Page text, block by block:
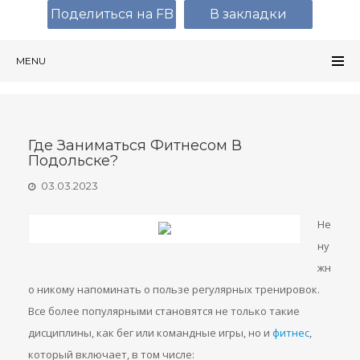
MENU
Где Заниматься Фитнесом В
Подольске?
03.03.2023
Не
ну
жн
о никому напоминать о пользе регулярных тренировок.
Все более популярными становятся не только такие
дисциплины, как бег или командные игры, но и фитнес,
который включает, в том числе:
Поделиться на FB В закладки